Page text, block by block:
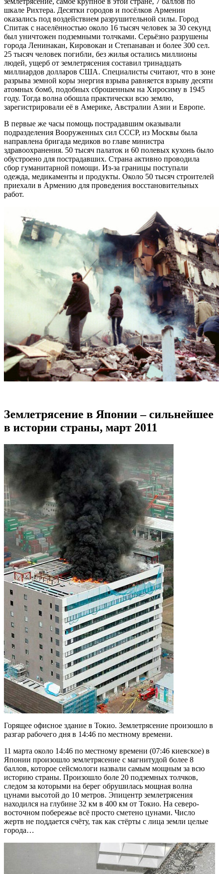
шкале Рихтера. Десятки городов и посёлков Армении
оказались под воздействием разрушительной силы. Город
Спитак с населённостью около 16 тысяч человек за 30 секунд
был уничтожен подземными толчками. Серьёзно разрушены
города Ленинакан, Кировокан и Степанаван и более 300 сел.
25 тысяч человек погибли, без жилья остались миллионы
людей, ущерб от землетрясения составил тринадцать
миллиардов долларов США. Специалисты считают, что в зоне
разрыва земной коры энергия взрыва равняется взрыву десяти
атомных бомб, подобных сброшенным на Хиросиму в 1945
году. Тогда волна обошла практически всю землю,
зарегистрировали её в Америке, Австралии Азии и Европе.
В первые же часы помощь пострадавшим оказывали
подразделения Вооруженных сил СССР, из Москвы была
направлена бригада медиков во главе министра
здравоохранения. 50 тысяч палаток и 60 полевых кухонь было
обустроено для пострадавших. Страна активно проводила
сбор гуманитарной помощи. Из-за границы поступали
одежда, медикаменты и продукты. Около 50 тысяч строителей
приехали в Армению для проведения восстановительных
работ.
Землетрясение в Японии – сильнейшее
в истории страны, март 2011
Горящее офисное здание в Токио. Землетрясение произошло в
разгар рабочего дня в 14:46 по местному времени.
11 марта около 14:46 по местному времени (07:46 киевское) в
Японии произошло землетрясение с магнитудой более 8
баллов, которое сейсмологи назвали самым мощным за всю
историю страны. Произошло боле 20 подземных толчков,
следом за которыми на берег обрушилась мощная волна
цунами высотой до 10 метров. Эпицентр землетрясения
находился на глубине 32 км в 400 км от Токио. На северо-
восточном побережье всё просто сметено цунами. Число
жертв не поддается счёту, так как стёрты с лица земли целые
города…